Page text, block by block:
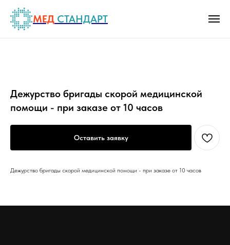
МЕД СТАНДАРТ
Дежурство бригады скорой медицинской
помощи - при заказе от 10 часов
Оставить заявку
Дежурство бригады скорой медицинской помощи - при заказе от 10 часов